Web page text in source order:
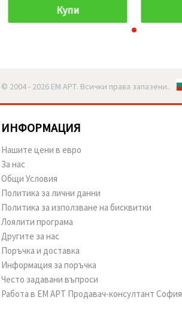
Купи
© 2004 - 2026 ЕМ АРТ. Всички права запазени..
ИНФОРМАЦИЯ
Нашите цени в евро
За нас
Общи Условия
Политика за лични данни
Политика за използване на бисквитки
Лоялити програма
Другите за нас
Поръчка и доставка
Информация за поръчка
Често задавани въпроси
Работа в ЕМ АРТ Продавач-консултант София